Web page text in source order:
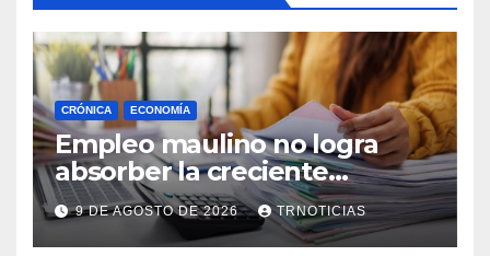
CRÓNICA ECONOMÍA
Empleo maulino no logra
absorber la creciente
demanda por trabajo
9 DE AGOSTO DE 2026 TRNOTICIAS